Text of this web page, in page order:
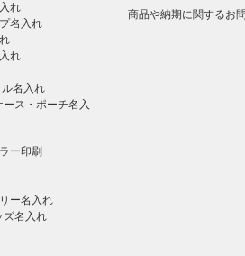
れ
名入れ
れ
名入れ
ス・ポーチ名入
ー印刷
ー名入れ
ズ名入れ
商品や納期に関するお